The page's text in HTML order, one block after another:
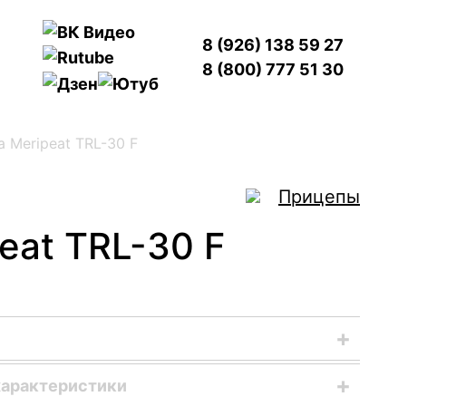
8 (926) 138 59 27
8 (800) 777 51 30
Meripeat TRL-30 F
Прицепы
TRL-30 F
в места переработки и хранения.